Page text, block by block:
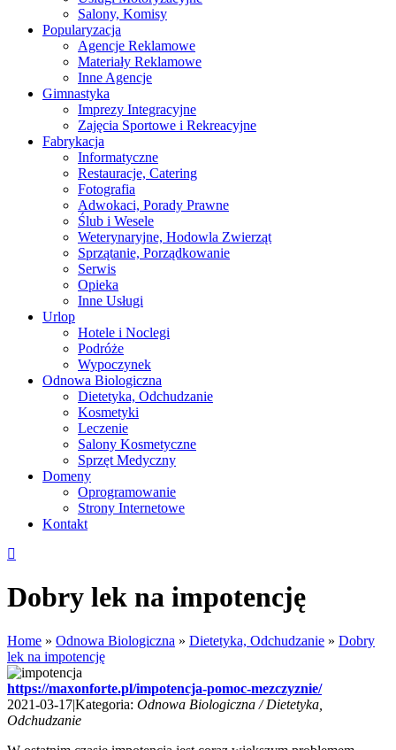
Salony, Komisy
Popularyzacja
Agencje Reklamowe
Materiały Reklamowe
Inne Agencje
Gimnastyka
Imprezy Integracyjne
Zajęcia Sportowe i Rekreacyjne
Fabrykacja
Informatyczne
Restauracje, Catering
Fotografia
Adwokaci, Porady Prawne
Ślub i Wesele
Weterynaryjne, Hodowla Zwierząt
Sprzątanie, Porządkowanie
Serwis
Opieka
Inne Usługi
Urlop
Hotele i Noclegi
Podróże
Wypoczynek
Odnowa Biologiczna
Dietetyka, Odchudzanie
Kosmetyki
Leczenie
Salony Kosmetyczne
Sprzęt Medyczny
Domeny
Oprogramowanie
Strony Internetowe
Kontakt
Dobry lek na impotencję
Home » Odnowa Biologiczna » Dietetyka, Odchudzanie » Dobry
lek na impotencję
https://maxonforte.pl/impotencja-pomoc-mezczyznie/
2021-03-17|Kategoria: Odnowa Biologiczna / Dietetyka,
Odchudzanie